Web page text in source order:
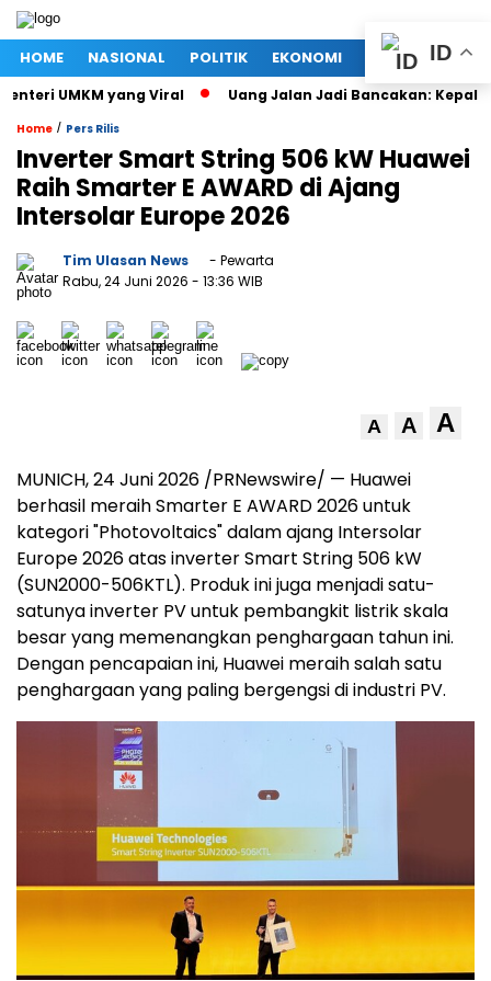
HOME NASIONAL POLITIK EKONOMI MEGAPOLITAN
UMKM yang Viral Uang Jalan Jadi Bancakan: Kepala
Home / Pers Rilis
Inverter Smart String 506 kW Huawei
Raih Smarter E AWARD di Ajang
Intersolar Europe 2026
Tim Ulasan News
- Pewarta
Rabu, 24 Juni 2026 - 13:36 WIB
A A A
MUNICH, 24 Juni 2026 /PRNewswire/ — Huawei
berhasil meraih Smarter E AWARD 2026 untuk
kategori "Photovoltaics" dalam ajang Intersolar
Europe 2026 atas inverter Smart String 506 kW
(SUN2000-506KTL). Produk ini juga menjadi satu-
satunya inverter PV untuk pembangkit listrik skala
besar yang memenangkan penghargaan tahun ini.
Dengan pencapaian ini, Huawei meraih salah satu
penghargaan yang paling bergengsi di industri PV.
ID